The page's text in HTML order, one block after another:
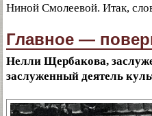
Ниной Смолеевой. Итак,
Главное —
Нелли Щербакова,
заслуженный деятель